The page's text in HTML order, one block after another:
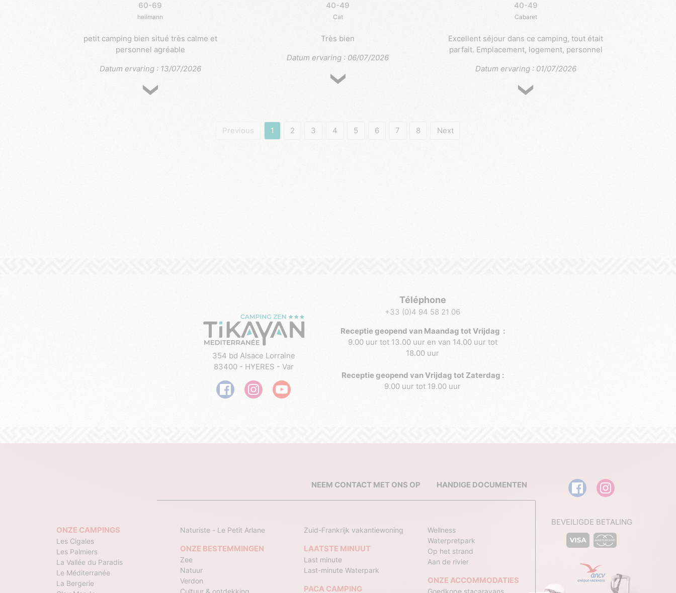
60-69
heilmann
petit camping bien situé très calme et
personnel agréable
Datum ervaring : 13/07/2026
40-49
Cat
Très bien
Datum ervaring : 06/07/2026
40-49
Cabaret
Excellent séjour dans ce camping, tout était
parfait. Emplacement, logement, personnel
Datum ervaring : 01/07/2026
Previous 1 2 3 4 5 6 7 8 Next
354 bd Alsace Lorraine
83400 - HYERES - Var
Téléphone
+33 (0)4 94 58 21 06
Receptie geopend van Maandag tot Vrijdag :
9.00 uur tot 13.00 uur en van 14.00 uur tot
18.00 uur
Receptie geopend van Vrijdag tot Zaterdag :
9.00 uur tot 19.00 uur
NEEM CONTACT MET ONS OP HANDIGE DOCUMENTEN
ONZE CAMPINGS
Les Cigales
Les Palmiers
La Vallée du Paradis
Le Méditerranée
La Bergerie
Naturiste - Le Petit Arlane
ONZE BESTEMMINGEN
Zee
Natuur
Verdon
Cultuur & ontdekking
Zuid-Frankrijk vakantiewoning
LAATSTE MINUUT
Last minute
Last-minute Waterpark
PACA CAMPING
Wellness
Waterpretpark
Op het strand
Aan de rivier
ONZE ACCOMMODATIES
Goedkope stacaravans
BEVEILIGDE BETALING